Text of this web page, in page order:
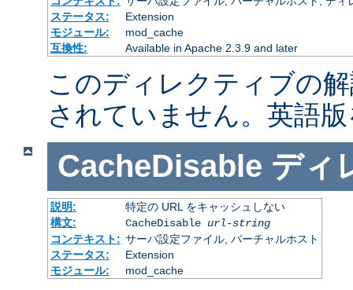
ステータス:
Extension
モジュール:
mod_cache
互換性:
Available in Apache 2.3.9 and later
このディレクティブの
されていません。英語
CacheDisable ディ
説明:
特定の URL をキャッシュしない
構文:
CacheDisable url-string
コンテキスト: サーバ設定ファイル, バーチャルホスト
ステータス:
Extension
モジュール:
mod_cache